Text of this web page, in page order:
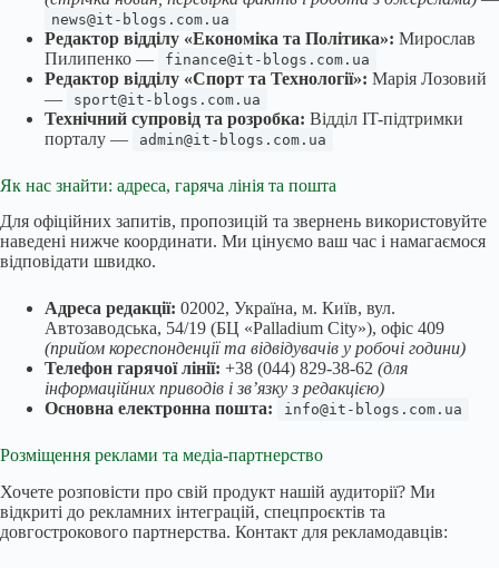
news@it-blogs.com.ua
Редактор відділу «Економіка та Політика»: Мирослав
Пилипенко —
finance@it-blogs.com.ua
Редактор відділу «Спорт та Технології»: Марія Лозовий
—
sport@it-blogs.com.ua
Технічний супровід та розробка: Відділ IT-підтримки
порталу —
admin@it-blogs.com.ua
Як нас знайти: адреса, гаряча лінія та пошта
Для офіційних запитів, пропозицій та звернень використовуйте
наведені нижче координати. Ми цінуємо ваш час і намагаємося
відповідати швидко.
Адреса редакції: 02002, Україна, м. Київ, вул.
Автозаводська, 54/19 (БЦ «Palladium City»), офіс 409
(прийом кореспонденції та відвідувачів у робочі години)
Телефон гарячої лінії: +38 (044) 829-38-62 (для
інформаційних приводів і зв’язку з редакцією)
Основна електронна пошта:
info@it-blogs.com.ua
Розміщення реклами та медіа-партнерство
Хочете розповісти про свій продукт нашій аудиторії? Ми
відкриті до рекламних інтеграцій, спецпроєктів та
довгострокового партнерства. Контакт для рекламодавців: